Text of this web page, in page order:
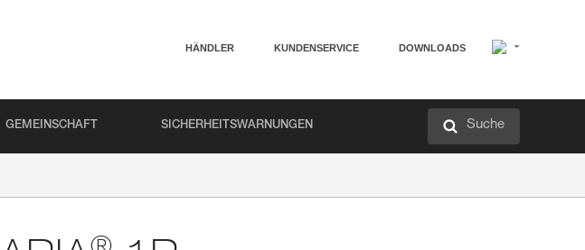
HÄNDLER KUNDENSERVICE DOWNLOADS
GEMEINSCHAFT SICHERHEITSWARNUNGEN Suche